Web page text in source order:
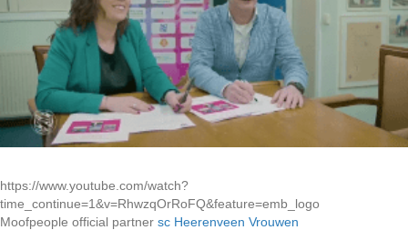
https://www.youtube.com/watch?
time_continue=1&v=RhwzqOrRoFQ&feature=emb_logo
Moofpeople official partner sc Heerenveen Vrouwen